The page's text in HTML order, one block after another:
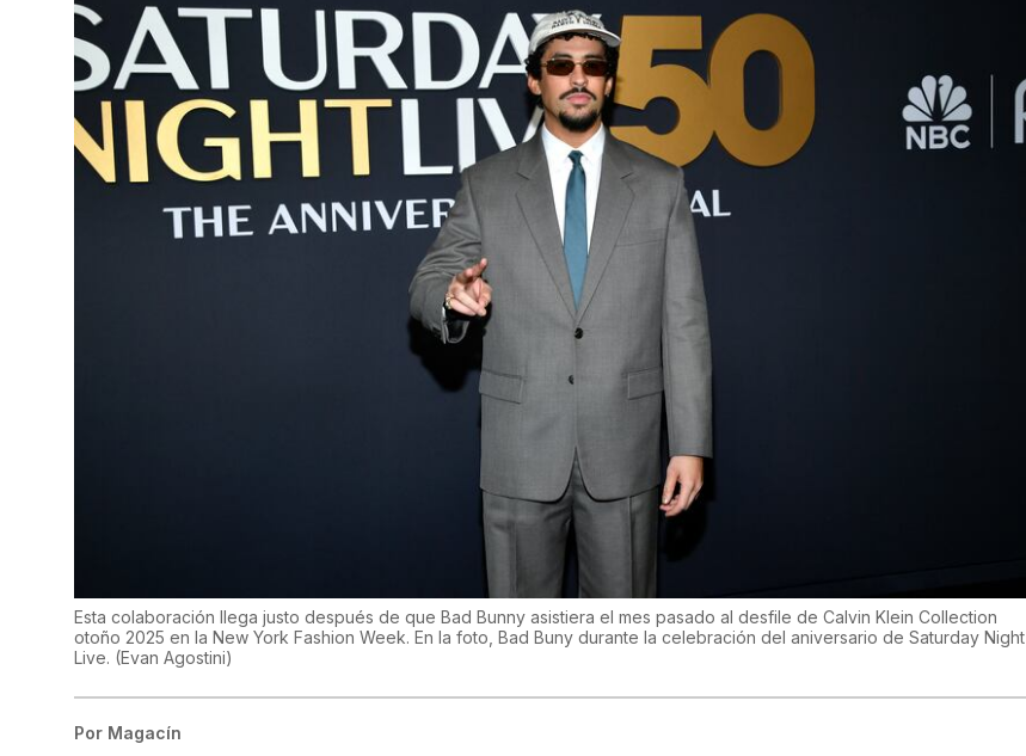
Esta colaboración llega justo después de que Bad Bunny asistiera el mes pasado al desfile de Calvin Klein Collection
otoño 2025 en la New York Fashion Week. En la foto, Bad Buny durante la celebración del aniversario de Saturday Night
Live. (Evan Agostini)
Por Magacín